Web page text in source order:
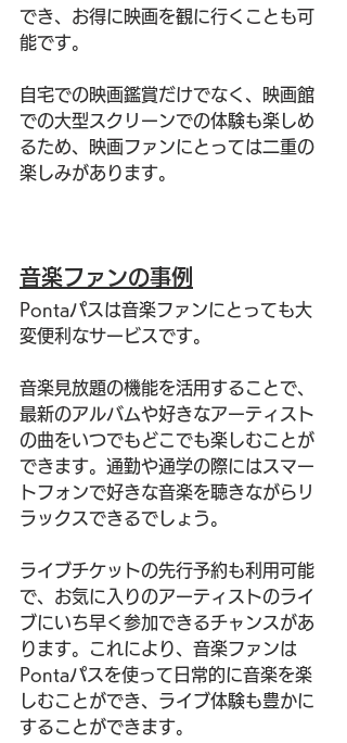
でき、お得に映画を観に行くことも可
能です。
自宅での映画鑑賞だけでなく、映画館
での大型スクリーンでの体験も楽しめ
るため、映画ファンにとっては二重の
楽しみがあります。
音楽ファンの事例
Pontaパスは音楽ファンにとっても大
変便利なサービスです。
音楽見放題の機能を活用することで、
最新のアルバムや好きなアーティスト
の曲をいつでもどこでも楽しむことが
できます。通勤や通学の際にはスマー
トフォンで好きな音楽を聴きながらリ
ラックスできるでしょう。
ライブチケットの先行予約も利用可能
で、お気に入りのアーティストのライ
ブにいち早く参加できるチャンスがあ
ります。これにより、音楽ファンは
Pontaパスを使って日常的に音楽を楽
しむことができ、ライブ体験も豊かに
することができます。